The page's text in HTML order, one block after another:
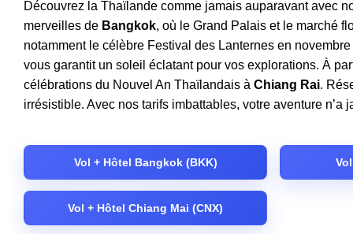
Découvrez la Thaïlande comme jamais auparavant avec
merveilles de Bangkok, où le Grand Palais et le marché
notamment le célèbre Festival des Lanternes en
vous garantit un soleil éclatant pour vos explorations. À
célébrations du Nouvel An Thaïlandais à Chiang Rai.
irrésistible. Avec nos tarifs imbattables, votre aventure
Vol + Hôtel Bangkok (BKK)
Vol + Hôtel Chiang Mai (CNX)